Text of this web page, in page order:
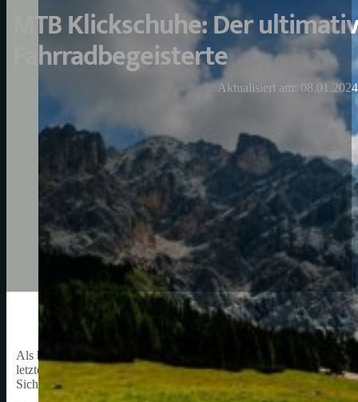
MTB Klickschuhe: Der
Fahrradbegeisterte
Aktualisiert am: 08.01.2024
Als begeisterter Mountainbiker weiß ich, wie wichtig die richtige
letzten Jahren sind MTB-Klickschuhe immer beliebter geworden.
Sicherheit und Komfort. In diesem Artikel möchte ich meine